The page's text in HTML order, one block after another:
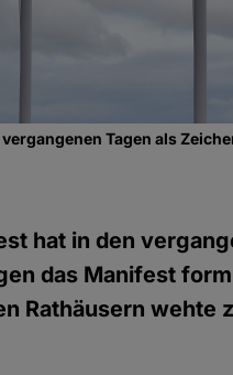
Tagen als
hat in den
das Manifest
Rathäusern wehte